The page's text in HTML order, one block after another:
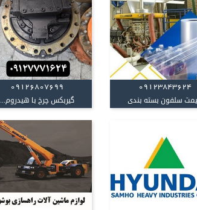
۰۹۱۲۳۸۴۳۶۲۴
سلفون بسته بندی
09126807699
گیربکس چرخ با هیدروم...